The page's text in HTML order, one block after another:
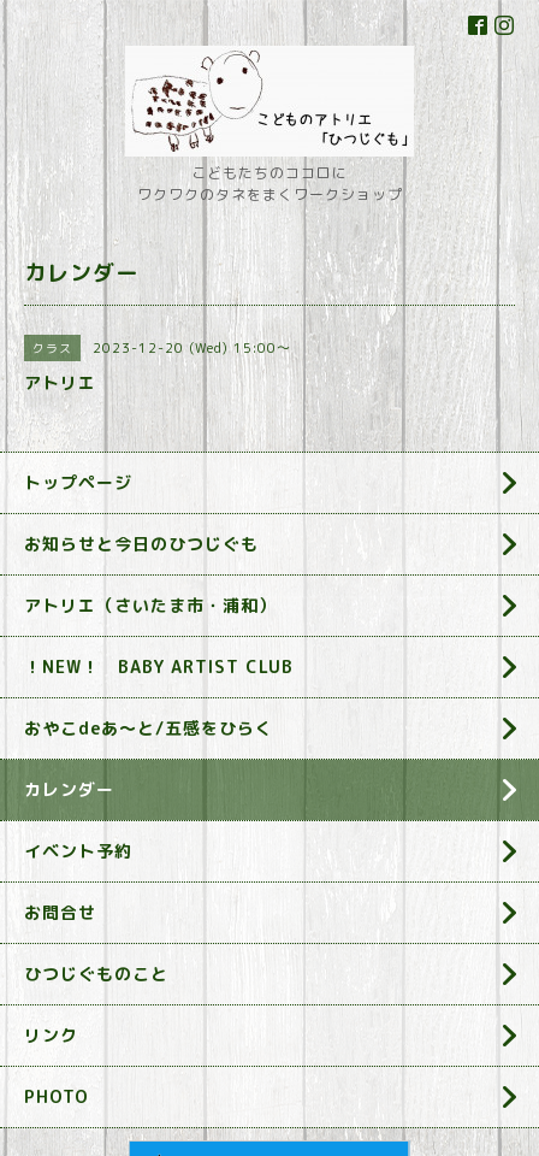
こどもたちのココロに
ワクワクのタネをまくワークショップ
カレンダー
クラス 2023-12-20 (Wed) 15:00～
アトリエ
トップページ
お知らせと今日のひつじぐも
アトリエ（さいたま市・浦和）
！NEW！ BABY ARTIST CLUB
おやこdeあ～と/五感をひらく
カレンダー
イベント予約
お問合せ
ひつじぐものこと
リンク
PHOTO